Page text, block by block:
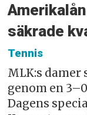
säkrade
Tennis
MLK:s
genom en
Dagens